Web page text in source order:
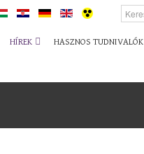
HÍREK HASZNOS TUDNIVALÓK